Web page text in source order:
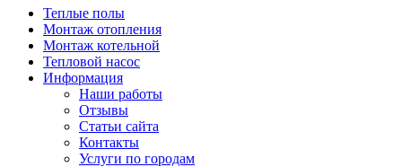
Теплые полы
Монтаж отопления
Монтаж котельной
Тепловой насос
Информация
Наши работы
Отзывы
Статьи сайта
Контакты
Услуги по городам